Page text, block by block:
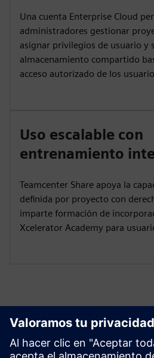
Una cuenta Enterprise Cloud
administradores gestionar
asignar privilegios de usuario y
almacenamiento compartido
acceso autorizado de los
Uso escalable con
entrenamiento
Teamcenter Share apoya la
definida por proyecto con
imparte formación de
Xcelerator Academy para